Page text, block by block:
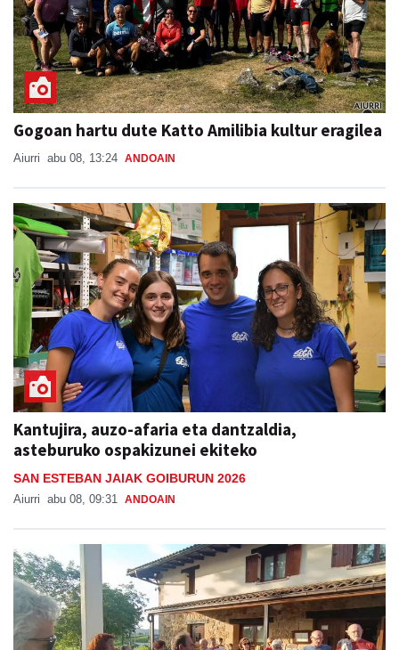
Gogoan hartu dute Katto Amilibia kultur eragilea
Aiurri abu 08, 13:24 ANDOAIN
Kantujira, auzo-afaria eta dantzaldia,
asteburuko ospakizunei ekiteko
SAN ESTEBAN JAIAK GOIBURUN 2026
Aiurri abu 08, 09:31 ANDOAIN